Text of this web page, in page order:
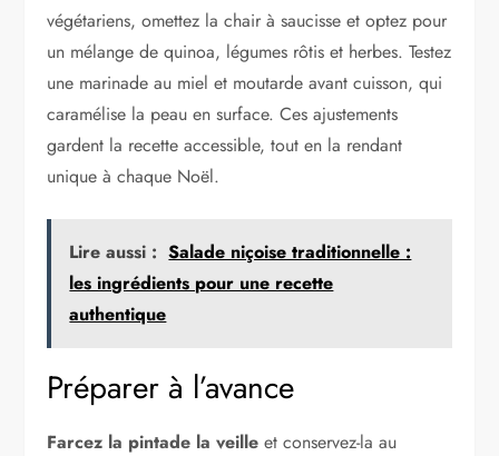
végétariens, omettez la chair à saucisse et optez pour
un mélange de quinoa, légumes rôtis et herbes. Testez
une marinade au miel et moutarde avant cuisson, qui
caramélise la peau en surface. Ces ajustements
gardent la recette accessible, tout en la rendant
unique à chaque Noël.
Lire aussi : Salade niçoise traditionnelle :
les ingrédients pour une recette
authentique
Préparer à l’avance
Farcez la pintade la veille et conservez-la au